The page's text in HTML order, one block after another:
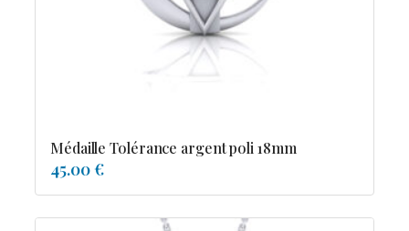
Médaille Tolérance argent poli 18mm
45.00 €